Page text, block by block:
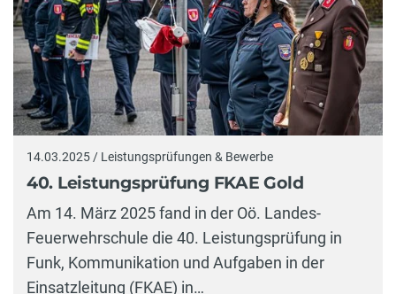
14.03.2025 / Leistungsprüfungen & Bewerbe
40. Leistungsprüfung FKAE Gold
Am 14. März 2025 fand in der Oö. Landes-
Feuerwehrschule die 40. Leistungsprüfung in
Funk, Kommunikation und Aufgaben in der
Einsatzleitung (FKAE) in…